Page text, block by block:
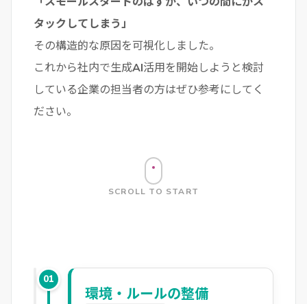
タックしてしまう」
その構造的な原因を可視化しました。
これから社内で生成AI活用を開始しようと検討
している企業の担当者の方はぜひ参考にしてく
ださい。
SCROLL TO START
01
環境・ルールの整備